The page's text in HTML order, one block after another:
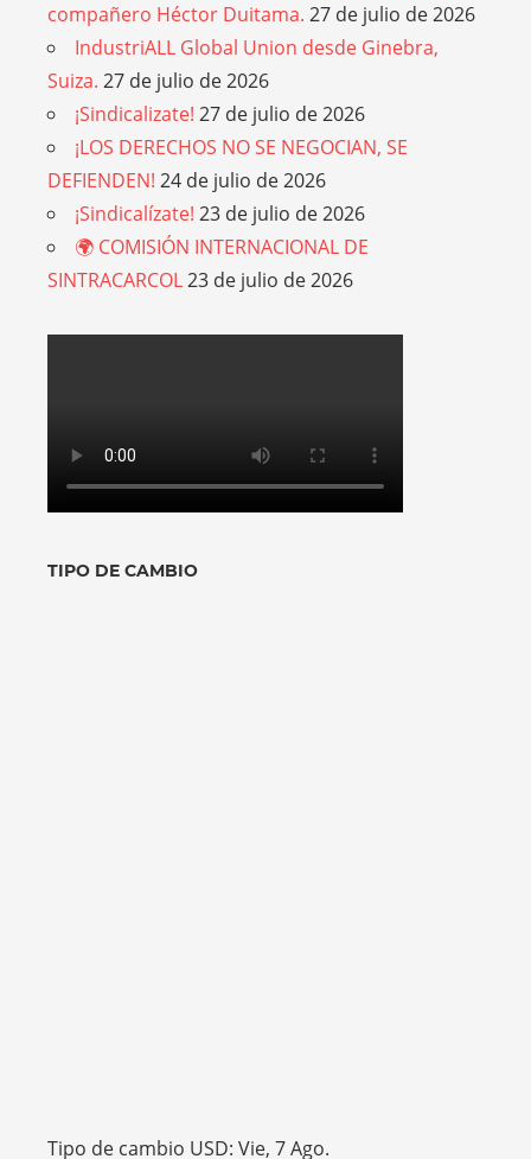
compañero Héctor Duitama. 27 de julio de 2026
IndustriALL Global Union desde Ginebra,
Suiza. 27 de julio de 2026
¡Sindicalizate! 27 de julio de 2026
¡LOS DERECHOS NO SE NEGOCIAN, SE
DEFIENDEN! 24 de julio de 2026
¡Sindicalízate! 23 de julio de 2026
🌍 COMISIÓN INTERNACIONAL DE
SINTRACARCOL23 de julio de 2026
TIPO DE CAMBIO
Tipo de cambio USD: Vie, 7 Ago.